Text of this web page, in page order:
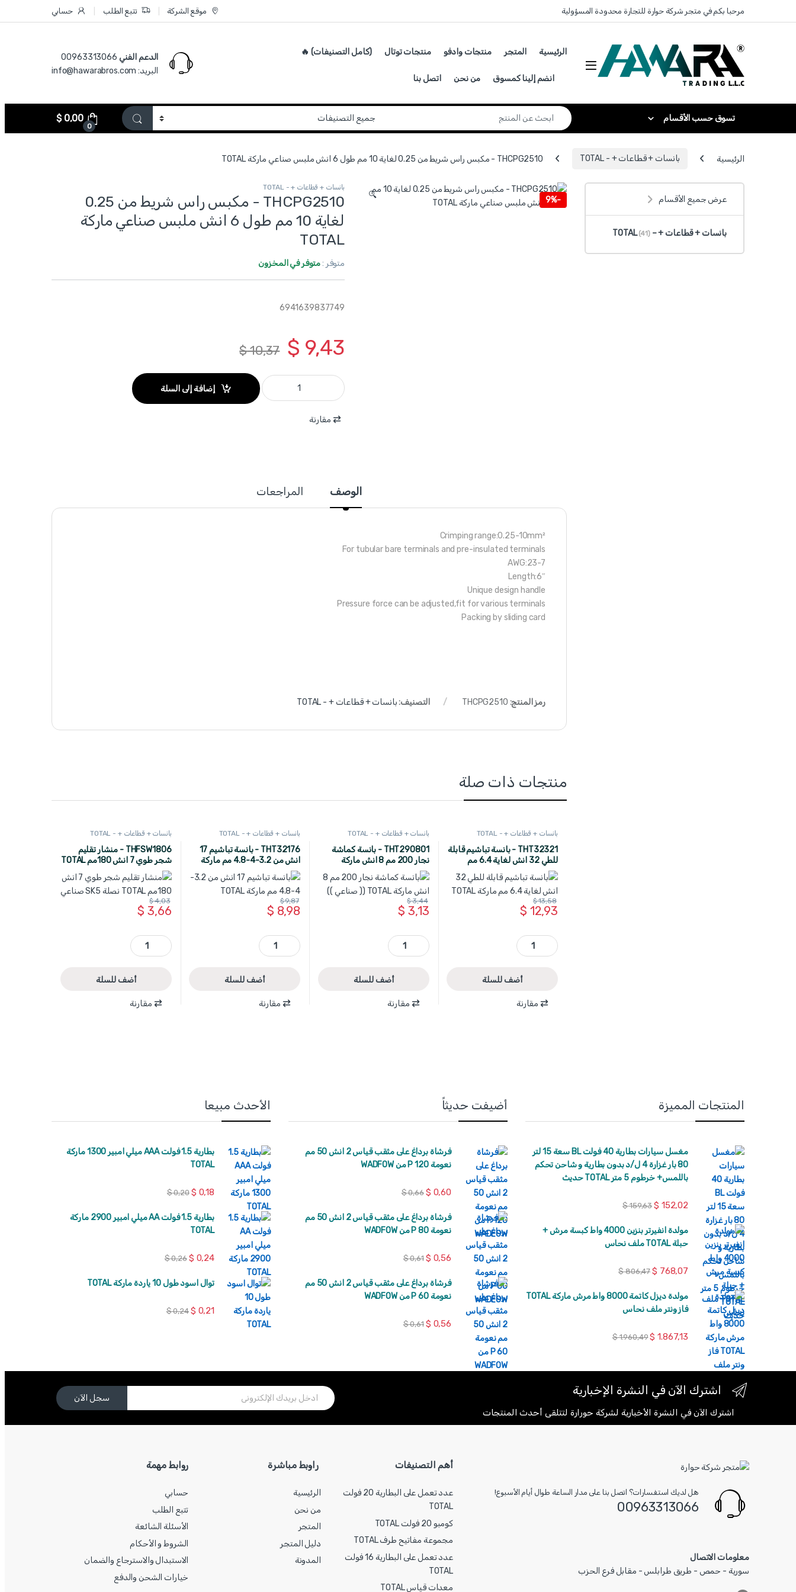
مرحبا بكم في متجر شركة حوارة للتجارة محدودة المسؤولية موقع الشركة تتبع الطلب حسابي
الرئيسية المتجر منتجات وادفو منتجات توتال (كامل التصنيفات) 🔥
انضم إلينا كمسوق من نحن اتصل بنا
الدعم الفني 00963313066‏
البريد: info@hawarabros.com
تسوق حسب الأقسام
Search for:
0
$0,00
الرئيسية بانسات + قطاعات + - TOTAL THCPG2510 - مكبس راس شريط من 0.25 لغاية 10 مم طول 6 انش ملبس صناعي ماركة TOTAL
-
9%
🔍
بانسات + قطاعات + - TOTAL
THCPG2510 - مكبس راس شريط من 0.25
لغاية 10 مم طول 6 انش ملبس صناعي ماركة
TOTAL
متوفر :متوفر في المخزون
6941639837749
$ 9,43
$10,37
THCPG2510 - مكبس راس شريط من 0.25 لغاية 10 مم طول 6 انش ملبس صناعي ماركة TOTAL quantity
إضافة إلى السلة
مقارنة
الوصف المراجعات
Crimping range:0.25-10mm²
For tubular bare terminals and pre-insulated terminals
AWG:23-7
Length:6″
Unique design handle
Pressure force can be adjusted,fit for various terminals
Packing by sliding card
رمز المنتج: THCPG2510 التصنيف:بانسات + قطاعات + - TOTAL
منتجات ذات صلة
بانسات + قطاعات + - TOTAL
THT32321 - بانسة تباشيم قابلة
للطي 32 انش لغاية 6.4 مم
ماركة TOTAL
$ 12,93
$13,58
THT32321 - بانسة تباشيم قابلة للطي 32 انش لغاية 6.4 مم ماركة TOTAL quantity
أضف للسلة
مقارنة
بانسات + قطاعات + - TOTAL
THT290801 - بانسة كماشة
نجار 200 مم 8 انش ماركة
TOTAL (( صناعي ))
$ 3,13
$3,44
THT290801 - بانسة كماشة نجار 200 مم 8 انش ماركة TOTAL (( صناعي )) quantity
أضف للسلة
مقارنة
بانسات + قطاعات + - TOTAL
THT32176 - بانسة تباشيم 17
انش من 3.2-4-4.8 مم ماركة
TOTAL
$ 8,98
$9,87
THT32176 - بانسة تباشيم 17 انش من 3.2-4-4.8 مم ماركة TOTAL quantity
أضف للسلة
مقارنة
بانسات + قطاعات + - TOTAL
THFSW1806 - منشار تقليم
شجر طوي 7 انش 180مم TOTAL
نصلة SK5 صناعي
$ 3,66
$4,03
THFSW1806 - منشار تقليم شجر طوي 7 انش 180مم TOTAL نصلة SK5 صناعي quantity
أضف للسلة
مقارنة
عرض جميع الأقسام
بانسات + قطاعات + – TOTAL(41)
المنتجات المميزة
مغسل سيارات بطارية 40 فولت BL سعة 15 لتر
80 بار غزارة 4 ل/د بدون بطارية و شاحن تحكم
باللمس+ خرطوم 5 متر TOTAL حديث
$ 152,02
$159,63
مولدة انفيرتر بنزين 4000 واط كبسة مرش +
حبلة TOTAL ملف نحاس
$ 768,07
$806,47
مولدة ديزل كاتمة 8000 واط مرش ماركة TOTAL
فاز ونتر ملف نحاس
$ 1.867,13
$1.960,49
أضيفت حديثاً
فرشاة برداغ على مثقب قياس 2 انش 50 مم
نعومة 120 P من WADFOW
$ 0,60
$0,66
فرشاة برداغ على مثقب قياس 2 انش 50 مم
نعومة 80 P من WADFOW
$ 0,56
$0,61
فرشاة برداغ على مثقب قياس 2 انش 50 مم
نعومة 60 P من WADFOW
$ 0,56
$0,61
الأحدث مبيعا
بطارية 1.5 فولت AAA ميلي امبير 1300 ماركة
TOTAL
$ 0,18
$0,20
بطارية 1.5 فولت AA ميلي امبير 2900 ماركة
TOTAL
$ 0,24
$0,26
توال اسود طول 10 ياردة ماركة TOTAL
$ 0,21
$0,24
اشترك الآن في النشرة الإخبارية
اشترك الآن في النشرة الأخبارية لشركة حورارة لتتلقى أحدث المنتجات
سجل الآن
هل لديك استفسارات؟ اتصل بنا على مدار الساعة طوال أيام الأسبوع!
00963313066‏
معلومات الاتصال
سورية - حمص - طريق طرابلس - مقابل فرع الحزب
أهم التصنيفات
عدد تعمل على البطارية 20 فولت
TOTAL
كومبو 20 فولت TOTAL
مجموعة مفاتيح طرف TOTAL
عدد تعمل على البطارية 16 فولت
TOTAL
معدات قياس TOTAL
راوبط مباشرة
الرئيسية
من نحن
المتجر
دليل المتجر
المدونة
روابط مهمة
حسابي
تتبع الطلب
الأسئلة الشائعة
الشروط و الأحكام
الاستبدال والاسترجاع والضمان
خيارات الشحن والدفع